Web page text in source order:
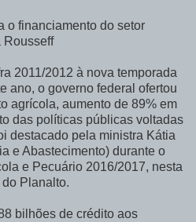
o financiamento do setor
Rousseff
2011/2012 à nova temporada
ano, o governo federal ofertou
agrícola, aumento de 89% em
das políticas públicas voltadas
destacado pela ministra Kátia
e Abastecimento) durante o
e Pecuário 2016/2017, nesta
Planalto.
bilhões de crédito aos